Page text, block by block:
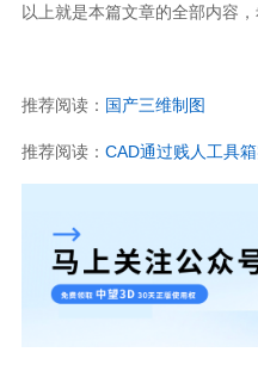
以上就是本篇文章的全部内容
推荐阅读： 国产三维制图
推荐阅读： CAD通过贱人工具